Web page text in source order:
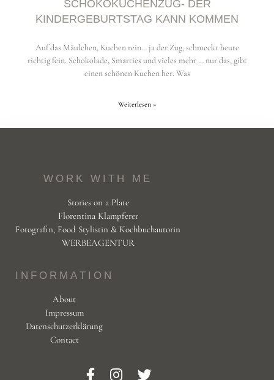
SCHOKOKUCHENZUG- DER
KINDERGEBURTSTAG KANN KOMMEN
Auf das Mäulchen, Kuchen rein… ja der Zug, schmeckt heute
richtig fein. Schokolade, Smarties und vieles mehr … nur das, gibt
einen schönen Kuchen her. Was
Weiterlesen »
WORK WITH ME
Stories on a Plate
Florentina Klampferer
Fotografin, Food Stylistin & Kochbuchautorin
WERBEAGENTUR
INFORMATION
About
Impressum
Datenschutzerklärung
Contact